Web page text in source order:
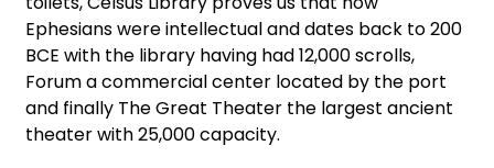
Ephesians were intellectual and dates back to 200
BCE with the library having had 12,000 scrolls,
Forum a commercial center located by the port
and finally The Great Theater the largest ancient
theater with 25,000 capacity.